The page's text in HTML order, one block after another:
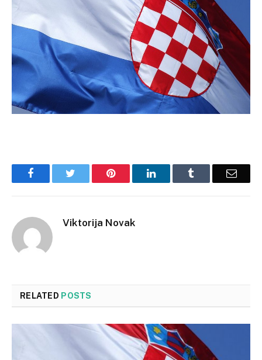
Facebook Pinterest LinkedIn Email
Viktorija Novak
RELATED POSTS